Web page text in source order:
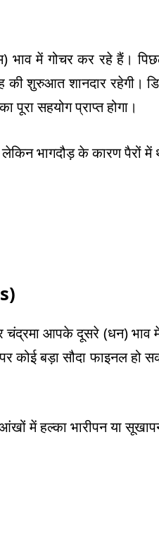
भाव में गोचर कर रहे हैं।
की शुरुआत शानदार रहेगी।
पूरा सहयोग प्राप्त होगा।
लेकिन भागदौड़ के कारण पैरों
चंद्रमा आपके दूसरे (धन) भाव
कोई बड़ा सौदा फाइनल हो
में हल्का भारीपन या